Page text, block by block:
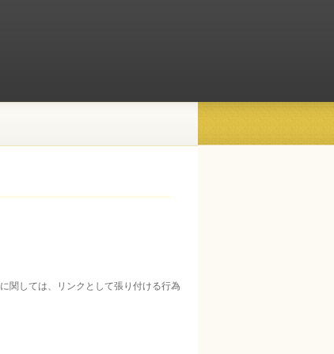
関しては、リンクとして張り付ける行為